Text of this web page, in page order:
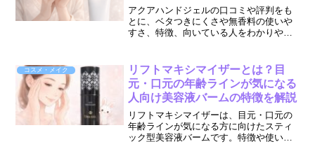
アクアハンドジェルの口コミや評判をも
とに、ベタつきにくさや無香料の使いや
すさ、特徴、向いている人をわかりやす
た。
コスメ・メイク
リフトマキシマイザーとは？目
元・口元の年齢ラインが気になる
人向け美容液バームの特徴を解説
リフトマキシマイザーは、目元・口元の
年齢ラインが気になる方に向けたスティ
ック型美容液バームです。特徴や使い